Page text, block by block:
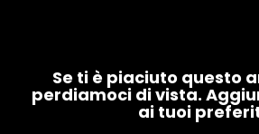
Se ti è piaciuto questo
perdiamoci di vista.
ai tuoi